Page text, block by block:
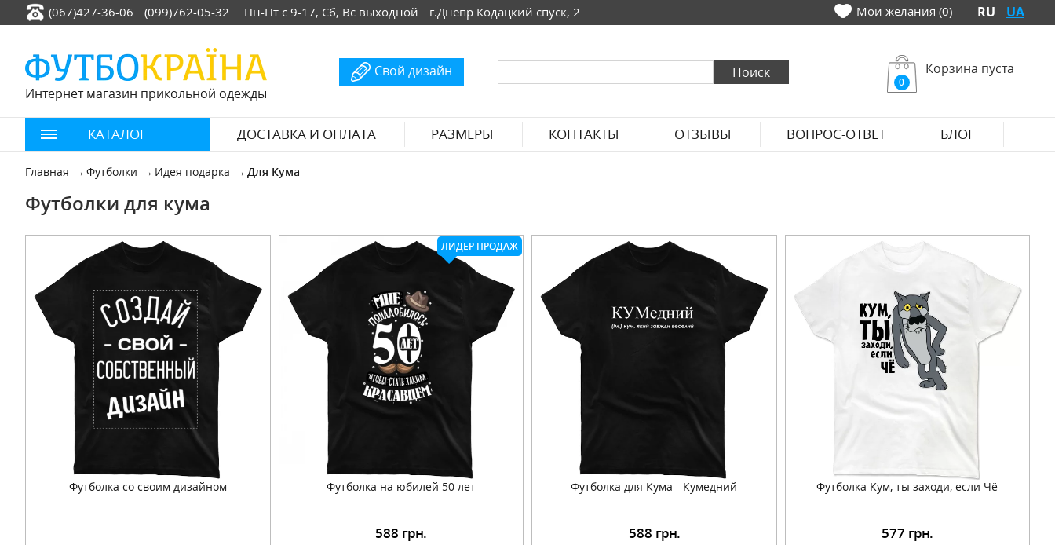
(067)427-36-06 (099)762-05-32 Пн-Пт с 9-17, Сб, Вс выходной г.Днепр Кодацкий спуск, 2 Мои желания (0) RU UA
Интернет магазин прикольной одежды
Свой дизайн
0
Корзина пуста
КАТАЛОГ ДОСТАВКА И ОПЛАТА РАЗМЕРЫ КОНТАКТЫ ОТЗЫВЫ ВОПРОС-ОТВЕТ БЛОГ
Главная Футболки Идея подарка Для Кума
Футболки для кума
Футболка со своим дизайном
ЛИДЕР ПРОДАЖ
Футболка на юбилей 50 лет
588 грн.
Футболка для Кума - Кумедний
Подробнее 588 грн.
Футболка Кум, ты заходи, если Чё
Подробнее 577 грн.